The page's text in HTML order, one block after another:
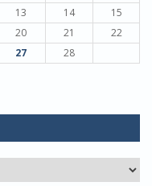
13 14
15
20 21
22
27 28